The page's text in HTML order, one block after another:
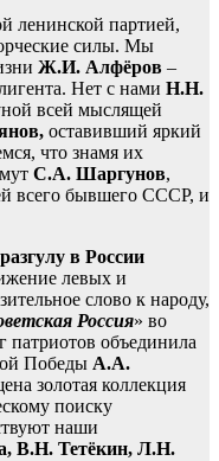
ленинской партией,
силы. Мы
Ж.И. Алфёров –
Нет с нами Н.Н.
всей мыслящей
оставивший яркий
что знамя их
С.А. Шаргунов,
всего бывшего СССР, и
в России
левых и
слово к народу,
Россия» во
патриотов объединила
Победы А.А.
золотая коллекция
поиску
наши
В.Н. Тетёкин, Л.Н.